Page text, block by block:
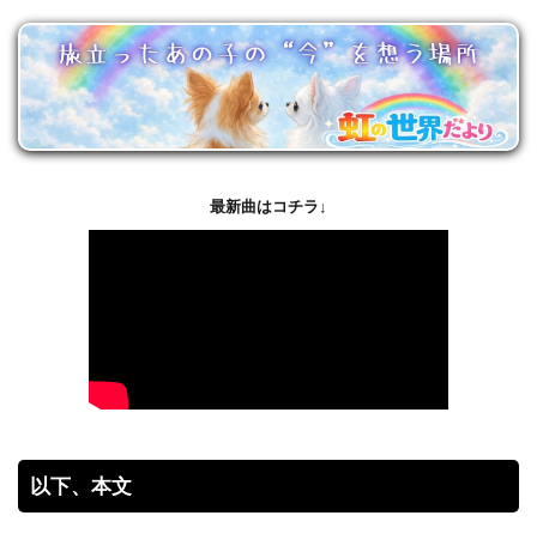
最新曲はコチラ↓
以下、本文